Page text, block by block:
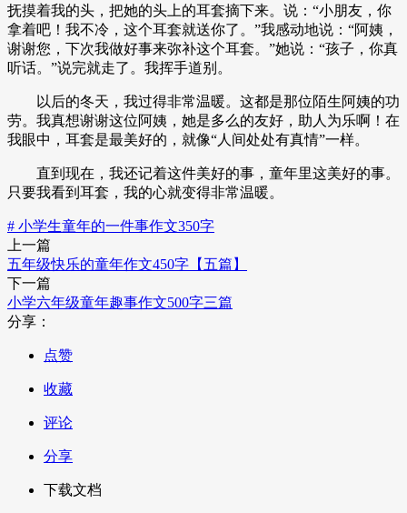
抚摸着我的头，把她的头上的耳套摘下来。说：“小朋友，你
拿着吧！我不冷，这个耳套就送你了。”我感动地说：“阿姨，
谢谢您，下次我做好事来弥补这个耳套。”她说：“孩子，你真
听话。”说完就走了。我挥手道别。
以后的冬天，我过得非常温暖。这都是那位陌生阿姨的功
劳。我真想谢谢这位阿姨，她是多么的友好，助人为乐啊！在
我眼中，耳套是最美好的，就像“人间处处有真情”一样。
直到现在，我还记着这件美好的事，童年里这美好的事。
只要我看到耳套，我的心就变得非常温暖。
# 小学生童年的一件事作文350字
上一篇
五年级快乐的童年作文450字【五篇】
下一篇
小学六年级童年趣事作文500字三篇
分享：
点赞
收藏
评论
分享
下载文档